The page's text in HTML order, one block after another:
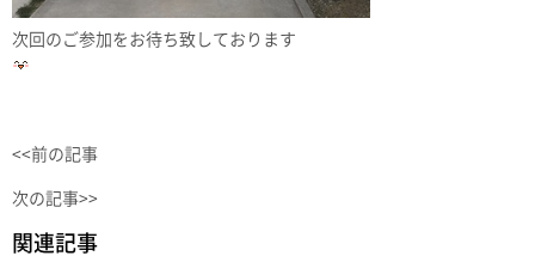
次回のご参加をお待ち致しております
<<前の記事
次の記事>>
関連記事